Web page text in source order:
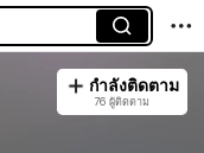
กำลังติดตาม
76 ผู้ติดตาม